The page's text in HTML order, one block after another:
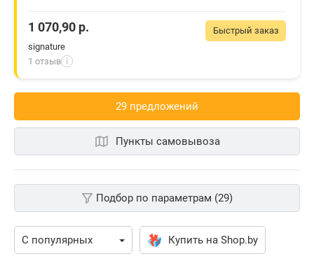
Быстрый заказ
1 070,90 р.
signature
1 отзыв i
29 предложений
Пункты самовывоза
Подбор по параметрам (29)
Купить на Shop.by